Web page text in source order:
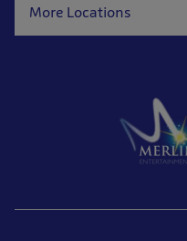
More Locations